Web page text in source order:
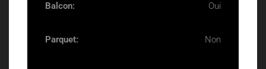
Balcon: Oui
Parquet: Non